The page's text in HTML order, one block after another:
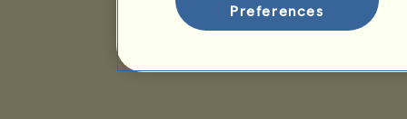
Preferences